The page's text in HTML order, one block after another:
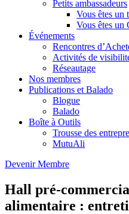
Petits ambassadeurs
Vous êtes un
Vous êtes un
Événements
Rencontres
Activités de
Réseautage
Nos membres
Publications et Balado
Blogue
Balado
Boîte à Outils
Trousse des
MutuAli
Devenir Membre
Hall pré-
alimentaire :